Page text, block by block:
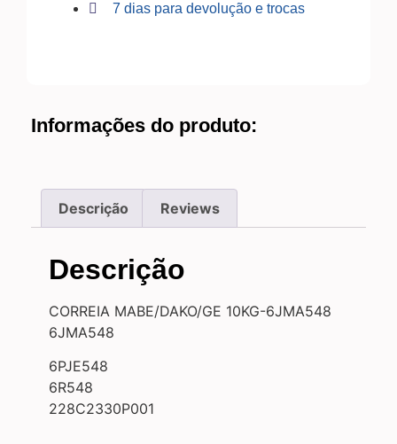
7 dias para devolução e trocas
Informações do produto:
Descrição Reviews
Descrição
CORREIA MABE/DAKO/GE 10KG-6JMA548
6JMA548
6PJE548
6R548
228C2330P001